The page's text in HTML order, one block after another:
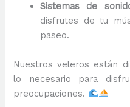
Sistemas de
disfrutes de tu
paseo.
Nuestros veleros están
lo necesario para
preocupaciones.